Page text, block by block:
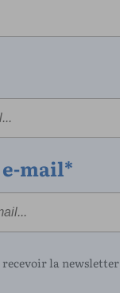
mail*
recevoir la newsletter